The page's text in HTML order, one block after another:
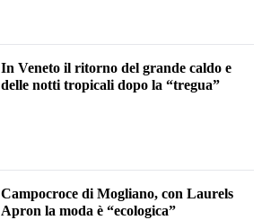
In Veneto il ritorno del grande caldo e
delle notti tropicali dopo la “tregua”
Campocroce di Mogliano, con Laurels
Apron la moda è “ecologica”